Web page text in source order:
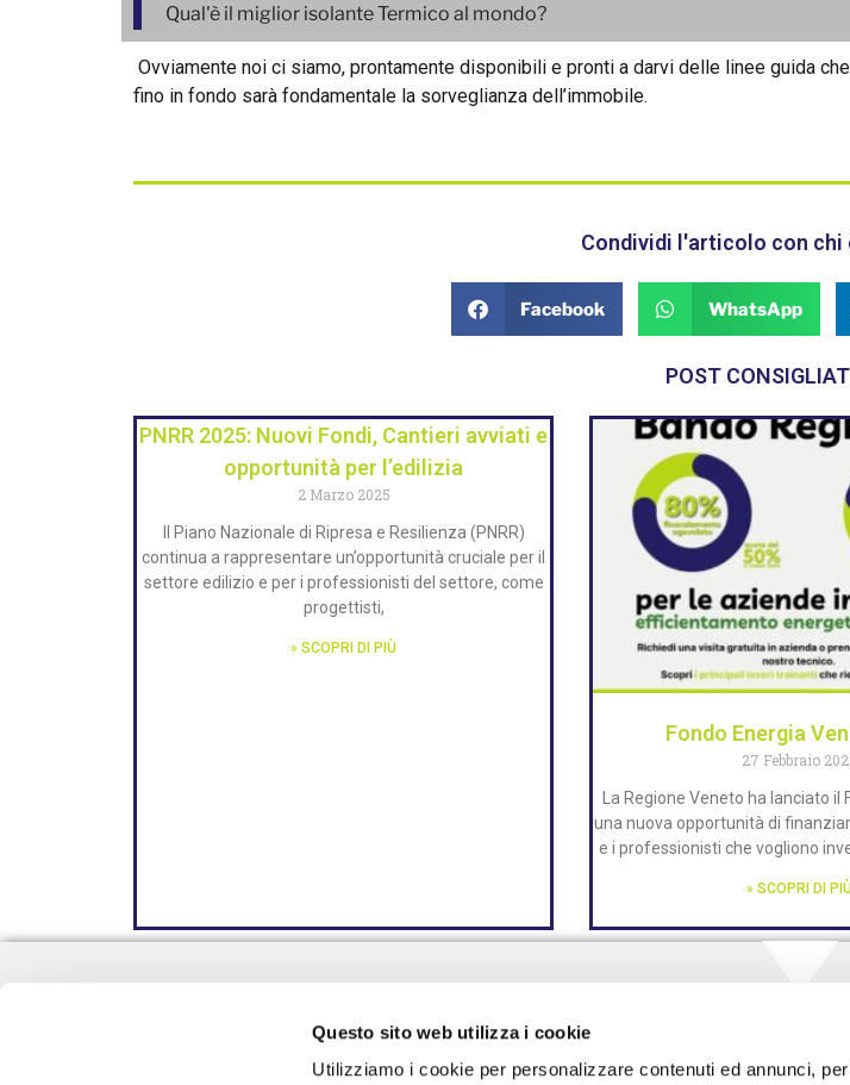
Questo sito web utilizza i cookie
Utilizziamo i cookie per personalizzare contenuti ed annunci,
Qual'è il miglior isolante Termico al mondo?
Ovviamente noi ci siamo, prontamente disponibili e pronti a darvi delle linee guida
fino in fondo sarà fondamentale la sorveglianza dell’immobile.
Condividi l'articolo con chi
Facebook WhatsApp
POST
PNRR 2025: Nuovi Fondi, Cantieri avviati e
opportunità per l’edilizia
2 Marzo 2025
Il Piano Nazionale di Ripresa e Resilienza (PNRR)
continua a rappresentare un’opportunità cruciale per il
settore edilizio e per i professionisti del settore, come
progettisti,
» SCOPRI DI PIÙ
Fondo Energia
27 Febbraio
La Regione Veneto ha lanciato il
una nuova opportunità di
e i professionisti che vogliono
» SCOPRI DI
Via Emilia e Romagna, 38